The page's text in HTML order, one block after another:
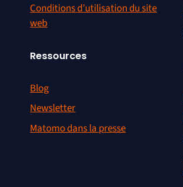
Conditions d’utilisation du site
web
Ressources
Blog
Newsletter
Matomo dans la presse